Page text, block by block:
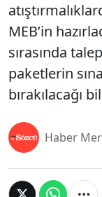
MEB’in
sırasında
paketlerin
bırakılacağı
Haber